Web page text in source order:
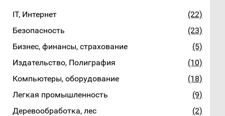
IT, Интернет
(22)
Безопасность
(23)
Бизнес, финансы, страхование
(5)
Издательство, Полиграфия
(10)
Компьютеры, оборудование
(18)
Легкая промышленность
(9)
Деревообработка, лес
(2)